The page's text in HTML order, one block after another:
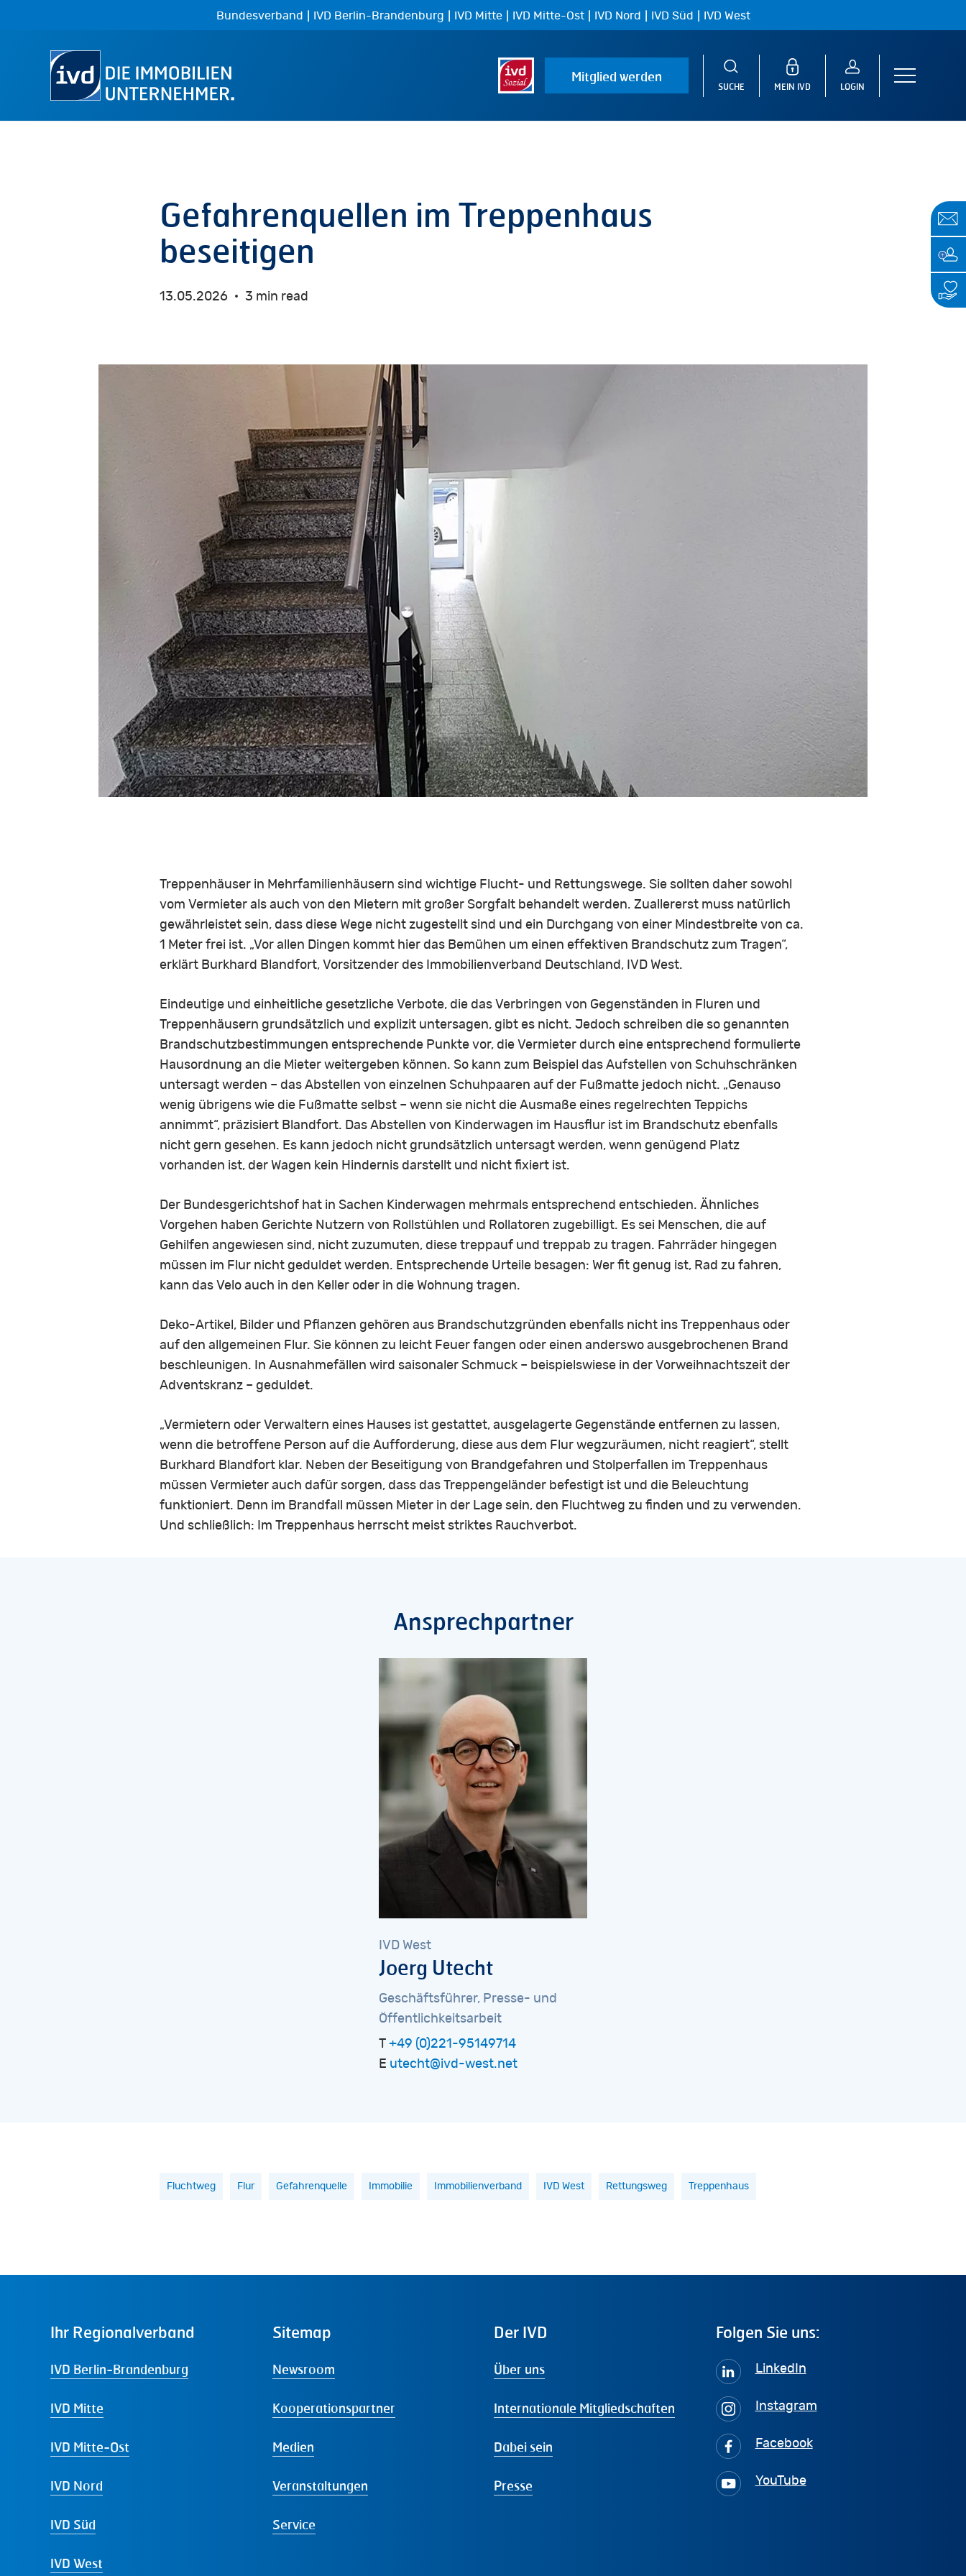
Bundesverband | IVD Berlin-Brandenburg | IVD Mitte | IVD Mitte-Ost | IVD Nord | IVD Süd | IVD West
Mitglied werden
SUCHE MEIN IVD LOGIN
Menu
Gefahrenquellen im Treppenhaus
beseitigen
13.05.2026 3 min read
Treppenhäuser in Mehrfamilienhäusern sind wichtige Flucht- und Rettungswege. Sie sollten daher sowohl
vom Vermieter als auch von den Mietern mit großer Sorgfalt behandelt werden. Zuallererst muss natürlich
gewährleistet sein, dass diese Wege nicht zugestellt sind und ein Durchgang von einer Mindestbreite von ca.
1 Meter frei ist. „Vor allen Dingen kommt hier das Bemühen um einen effektiven Brandschutz zum Tragen“,
erklärt Burkhard Blandfort, Vorsitzender des Immobilienverband Deutschland, IVD West.
Eindeutige und einheitliche gesetzliche Verbote, die das Verbringen von Gegenständen in Fluren und
Treppenhäusern grundsätzlich und explizit untersagen, gibt es nicht. Jedoch schreiben die so genannten
Brandschutzbestimmungen entsprechende Punkte vor, die Vermieter durch eine entsprechend formulierte
Hausordnung an die Mieter weitergeben können. So kann zum Beispiel das Aufstellen von Schuhschränken
untersagt werden – das Abstellen von einzelnen Schuhpaaren auf der Fußmatte jedoch nicht. „Genauso
wenig übrigens wie die Fußmatte selbst – wenn sie nicht die Ausmaße eines regelrechten Teppichs
annimmt“, präzisiert Blandfort. Das Abstellen von Kinderwagen im Hausflur ist im Brandschutz ebenfalls
nicht gern gesehen. Es kann jedoch nicht grundsätzlich untersagt werden, wenn genügend Platz
vorhanden ist, der Wagen kein Hindernis darstellt und nicht fixiert ist.
Der Bundesgerichtshof hat in Sachen Kinderwagen mehrmals entsprechend entschieden. Ähnliches
Vorgehen haben Gerichte Nutzern von Rollstühlen und Rollatoren zugebilligt. Es sei Menschen, die auf
Gehilfen angewiesen sind, nicht zuzumuten, diese treppauf und treppab zu tragen. Fahrräder hingegen
müssen im Flur nicht geduldet werden. Entsprechende Urteile besagen: Wer fit genug ist, Rad zu fahren,
kann das Velo auch in den Keller oder in die Wohnung tragen.
Deko-Artikel, Bilder und Pflanzen gehören aus Brandschutzgründen ebenfalls nicht ins Treppenhaus oder
auf den allgemeinen Flur. Sie können zu leicht Feuer fangen oder einen anderswo ausgebrochenen Brand
beschleunigen. In Ausnahmefällen wird saisonaler Schmuck – beispielswiese in der Vorweihnachtszeit der
Adventskranz – geduldet.
„Vermietern oder Verwaltern eines Hauses ist gestattet, ausgelagerte Gegenstände entfernen zu lassen,
wenn die betroffene Person auf die Aufforderung, diese aus dem Flur wegzuräumen, nicht reagiert“, stellt
Burkhard Blandfort klar. Neben der Beseitigung von Brandgefahren und Stolperfallen im Treppenhaus
müssen Vermieter auch dafür sorgen, dass das Treppengeländer befestigt ist und die Beleuchtung
funktioniert. Denn im Brandfall müssen Mieter in der Lage sein, den Fluchtweg zu finden und zu verwenden.
Und schließlich: Im Treppenhaus herrscht meist striktes Rauchverbot.
Ansprechpartner
IVD West
Joerg Utecht
Geschäftsführer, Presse- und
Öffentlichkeitsarbeit
T +49 (0)221-95149714
E utecht@ivd-west.net
Fluchtweg Flur Gefahrenquelle Immobilie Immobilienverband IVD West Rettungsweg Treppenhaus
Ihr Regionalverband
IVD Berlin-Brandenburg
IVD Mitte
IVD Mitte-Ost
IVD Nord
IVD Süd
IVD West
Sitemap
Newsroom
Kooperationspartner
Medien
Veranstaltungen
Service
Der IVD
Über uns
Internationale Mitgliedschaften
Dabei sein
Presse
Folgen Sie uns:
LinkedIn
Instagram
Facebook
YouTube